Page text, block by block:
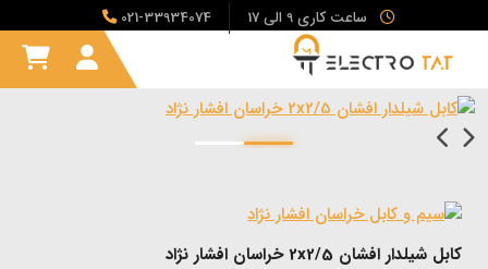
ساعت کاری 9 الی 17 021-33934074
کابل شیلدار افشان 2x2/5 خراسان افشار نژاد